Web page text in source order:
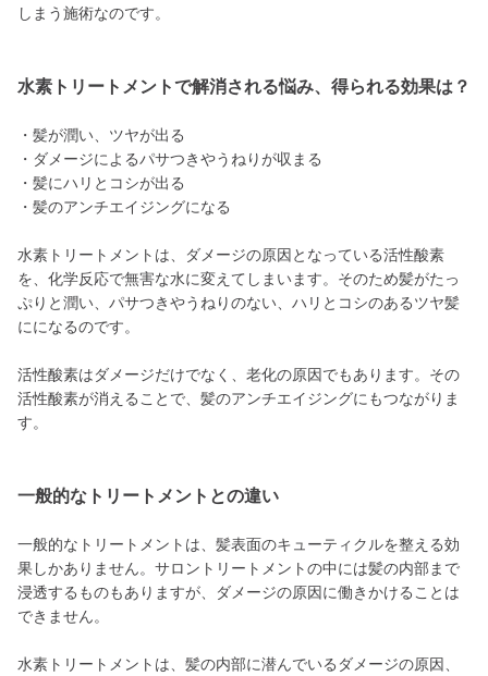
しまう施術なのです。
水素トリートメントで解消される悩み、得られる効果は？
・髪が潤い、ツヤが出る
・ダメージによるパサつきやうねりが収まる
・髪にハリとコシが出る
・髪のアンチエイジングになる
水素トリートメントは、ダメージの原因となっている活性酸素
を、化学反応で無害な水に変えてしまいます。そのため髪がたっ
ぷりと潤い、パサつきやうねりのない、ハリとコシのあるツヤ髪
にになるのです。
活性酸素はダメージだけでなく、老化の原因でもあります。その
活性酸素が消えることで、髪のアンチエイジングにもつながりま
す。
一般的なトリートメントとの違い
一般的なトリートメントは、髪表面のキューティクルを整える効
果しかありません。サロントリートメントの中には髪の内部まで
浸透するものもありますが、ダメージの原因に働きかけることは
できません。
水素トリートメントは、髪の内部に潜んでいるダメージの原因、